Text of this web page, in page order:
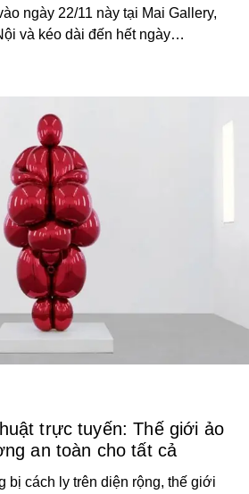
ngày 22/11 này tại Mai Gallery,
và kéo dài đến hết ngày
trực tuyến: Thế giới ảo
an toàn cho tất cả
bị cách ly trên diện rộng, thế giới